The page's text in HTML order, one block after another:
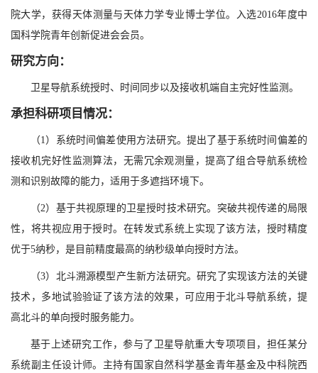
院大学，获得天体测量与天体力学专业博士学位。入选2016年度中
国科学院青年创新促进会会员。
研究方向：
卫星导航系统授时、时间同步以及接收机端自主完好性监测。
承担科研项目情况：
（1）系统时间偏差使用方法研究。提出了基于系统时间偏差的
接收机完好性监测算法，无需冗余观测量，提高了组合导航系统检
测和识别故障的能力，适用于多遮挡环境下。
（2）基于共视原理的卫星授时技术研究。突破共视传递的局限
性，将共视应用于授时。在转发式系统上实现了该方法，授时精度
优于5纳秒，是目前精度最高的纳秒级单向授时方法。
（3）北斗溯源模型产生新方法研究。研究了实现该方法的关键
技术，多地试验验证了该方法的效果，可应用于北斗导航系统，提
高北斗的单向授时服务能力。
基于上述研究工作，参与了卫星导航重大专项项目，担任某分
系统副主任设计师。主持有国家自然科学基金青年基金及中科院西